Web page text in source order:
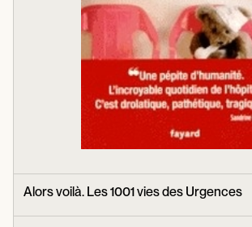
Alors voilà. Les 1001 vies des Urgences